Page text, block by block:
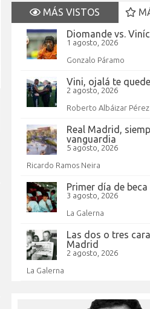
MÁS VISTOS
Diomande vs.
1 agosto, 2026
Gonzalo Páramo
Vini, ojalá te
2 agosto, 2026
Roberto Albáizar Pérez
Real Madrid,
vanguardia
5 agosto, 2026
Ricardo Ramos Neira
Primer día de beca
3 agosto, 2026
La Galerna
Las dos o tres
Madrid
2 agosto, 2026
La Galerna